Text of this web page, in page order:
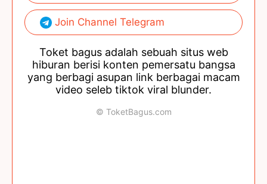
Join Channel Telegram
Toket bagus adalah sebuah situs web
hiburan berisi konten pemersatu bangsa
yang berbagi asupan link berbagai macam
video seleb tiktok viral blunder.
© ToketBagus.com